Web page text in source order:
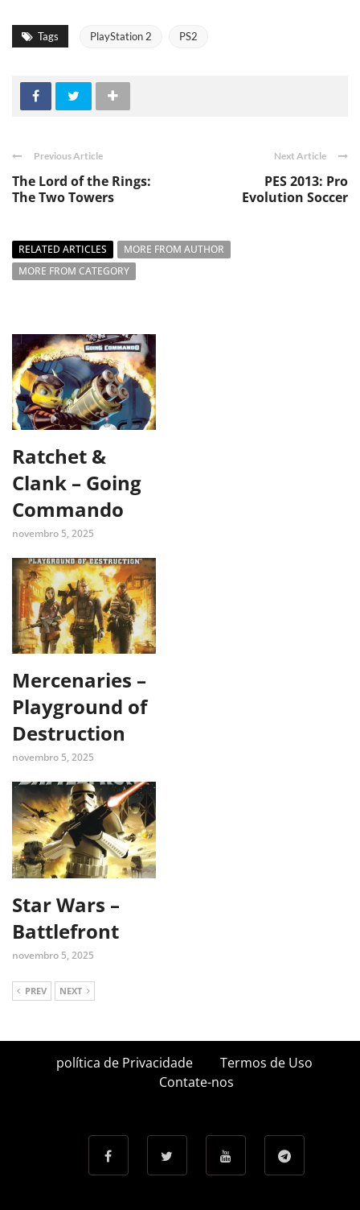
Tags PlayStation 2 PS2
Previous Article
The Lord of the Rings:
The Two Towers
Next Article
PES 2013: Pro
Evolution Soccer
RELATED ARTICLES
MORE FROM AUTHOR
MORE FROM CATEGORY
Ratchet &
Clank – Going
Commando
novembro 5, 2025
Mercenaries –
Playground of
Destruction
novembro 5, 2025
Star Wars –
Battlefront
novembro 5, 2025
PREV NEXT
política de Privacidade
Termos de Uso
Contate-nos